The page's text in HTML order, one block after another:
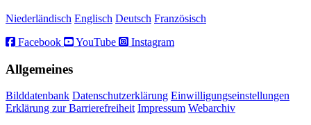
Niederländisch Englisch Deutsch Französisch
Facebook
YouTube Instagram
Allgemeines
Bilddatenbank Datenschutzerklärung Einwilligungseinstellungen
Erklärung zur Barrierefreiheit Impressum Webarchiv